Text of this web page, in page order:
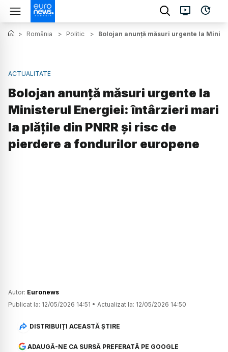
> România > Politic > Bolojan anunță măsuri urgente la
ACTUALITATE
Bolojan anunță măsuri urgente la
Ministerul Energiei: întârzieri mari
la plățile din PNRR și risc de
pierdere a fondurilor europene
Autor: Euronews
Publicat la: 12/05/2026 14:51 • Actualizat la: 12/05/2026 14:50
DISTRIBUIȚI ACEASTĂ ȘTIRE
ADAUGĂ-NE CA SURSĂ PREFERATĂ PE GOOGLE